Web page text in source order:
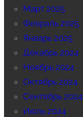
Март 2025
Февраль 2025
Январь 2025
Декабрь 2024
Ноябрь 2024
Октябрь 2024
Сентябрь 2024
Июль 2024